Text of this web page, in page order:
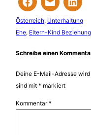
Österreich, Unterhaltung
Ehe, Eltern-Kind Beziehung
Schreibe einen
Deine E-Mail-Adresse
sind mit * markiert
Kommentar*